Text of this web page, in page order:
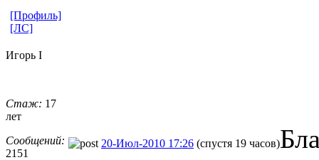
[Профиль]
[ЛС]
Игорь I
Стаж: 17
лет
Сообщений:
2151
20-Июл-2010 17:26 (спустя 19 часов)